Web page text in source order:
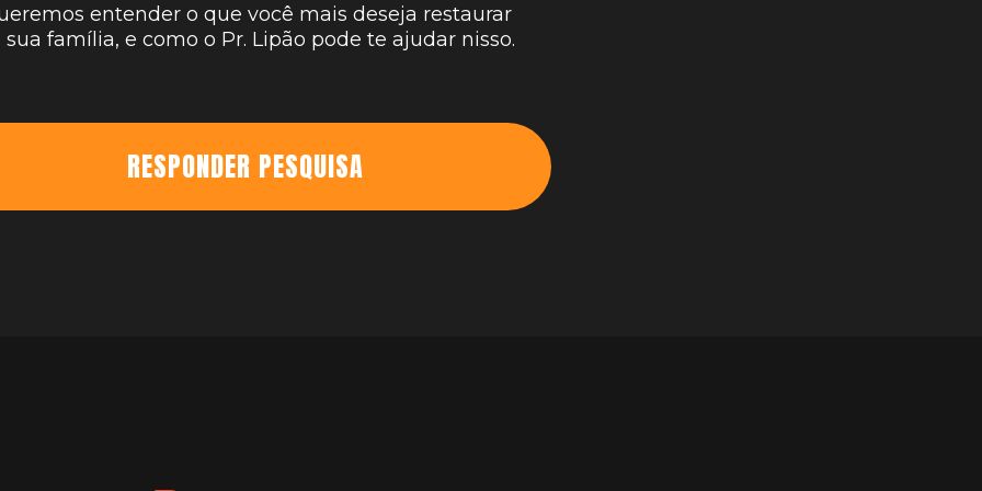
entender o que você mais deseja restaurar
sua família, e como o Pr. Lipão pode te ajudar nisso.
RESPONDER PESQUISA